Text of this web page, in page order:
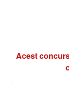
Acest concurs